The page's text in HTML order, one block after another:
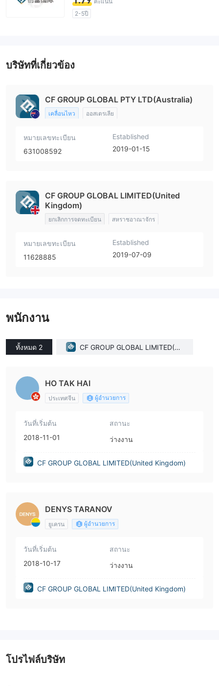
2-5ปี
บริษัทที่เกี่ยวข้อง
CF GROUP GLOBAL PTY LTD(Australia)
เคลื่อนไหว ออสเตรเลีย
หมายเลขทะเบียน
631008592
Established
2019-01-15
CF GROUP GLOBAL LIMITED(United
Kingdom)
ยกเลิกการจดทะเบียน สหราชอาณาจักร
หมายเลขทะเบียน
11628885
Established
2019-07-09
พนักงาน
ทั้งหมด 2
CF GROUP GLOBAL LIMITED(Un
HO TAK HAI
ประเทศจีน ผู้อำนวยการ
วันที่เริ่มต้น
2018-11-01
สถานะ
ว่างงาน
CF GROUP GLOBAL LIMITED(United Kingdom)
DENYS TARANOV
ยูเครน ผู้อำนวยการ
วันที่เริ่มต้น
2018-10-17
สถานะ
ว่างงาน
CF GROUP GLOBAL LIMITED(United Kingdom)
โปรไฟล์บริษัท